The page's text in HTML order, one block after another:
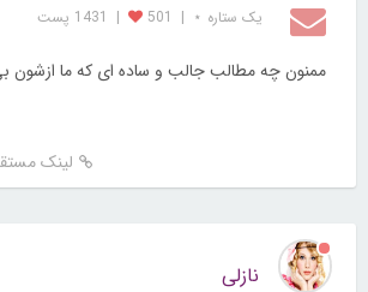
یک ستاره ⋆ |
501
| 1431 پست
ممنون چه مطالب جالب و ساده ای که ما ازشون
لینک
نازلی